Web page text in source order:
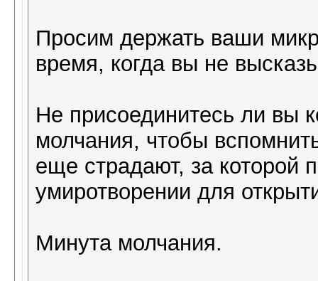
Просим держать ваши
время, когда вы не
Не присоединитесь ли вы
молчания, чтобы
еще страдают, за которой
умиротворении для
Минута молчания.